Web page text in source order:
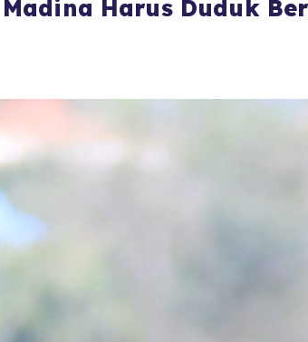
Harus Duduk